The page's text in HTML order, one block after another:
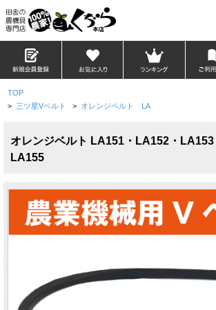
TOP
> 三ツ星Vベルト > オレンジベルト LA
オレンジベルト LA151・LA152・LA153
LA155